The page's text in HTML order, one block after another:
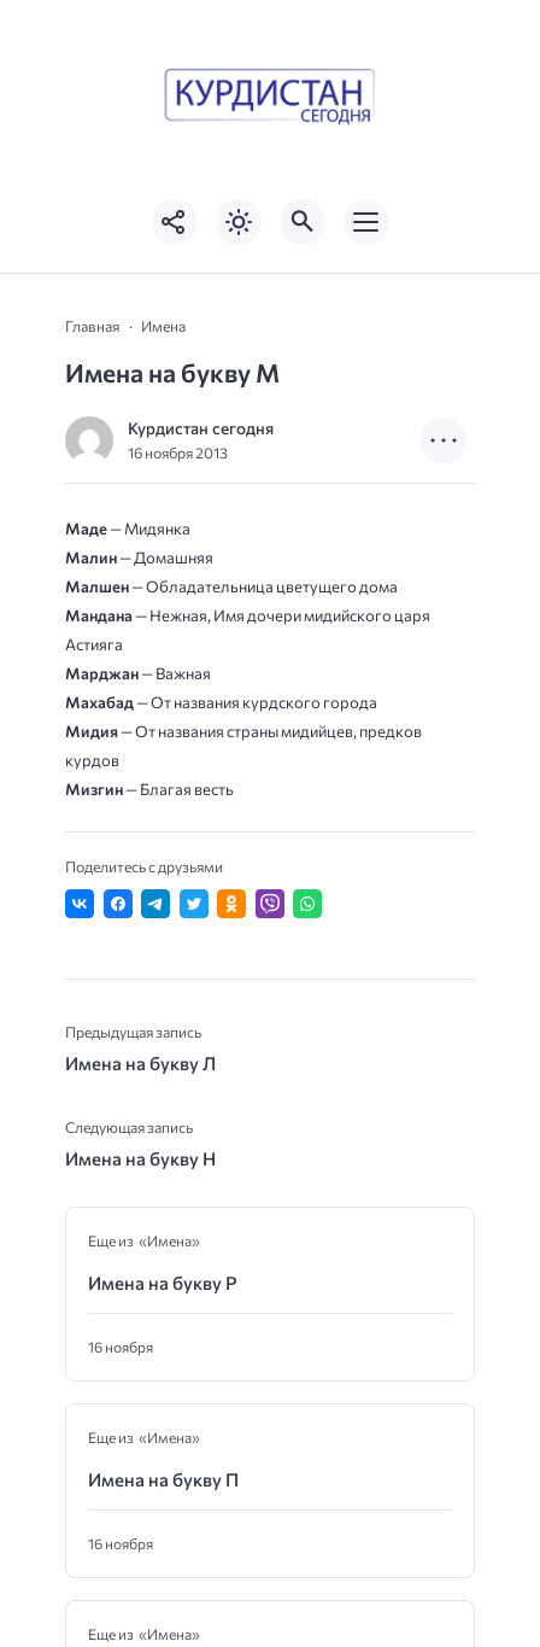
Главная Имена
Имена на букву М
Курдистан сегодня
16 ноября 2013
Маде— Мидянка
Малин— Домашняя
Малшен— Обладательница цветущего дома
Мандана — Нежная, Имя дочери мидийского царя
Астияга
Марджан— Важная
Махабад— От названия курдского города
Мидия— От названия страны мидийцев, предков
курдов
Мизгин— Благая весть
Поделитесь с друзьями
Предыдущая запись
Имена на букву Л
Следующая запись
Имена на букву Н
Еще из «Имена»
Имена на букву Р
16 ноября
Еще из «Имена»
Имена на букву П
16 ноября
Еще из «Имена»